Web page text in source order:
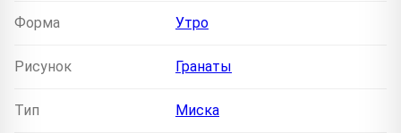
Форма Утро
Рисунок Гранаты
Тип Миска